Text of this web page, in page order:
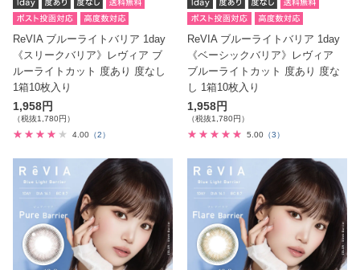
ReVIA ブルーライトバリア 1day
《スリークバリア》レヴィア ブ
ルーライトカット 度あり 度なし
1箱10枚入り
1,958円
（税抜1,780円）
4.00 （2）
ReVIA ブルーライトバリア 1day
《ベーシックバリア》レヴィア
ブルーライトカット 度あり 度な
し 1箱10枚入り
1,958円
（税抜1,780円）
5.00 （3）